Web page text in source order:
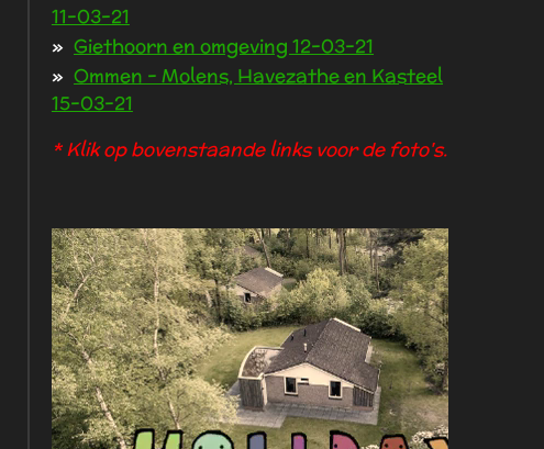
11-03-21
Giethoorn en omgeving 12-03-21
Ommen - Molens, Havezathe en Kasteel
15-03-21
* Klik op bovenstaande links voor de foto's.